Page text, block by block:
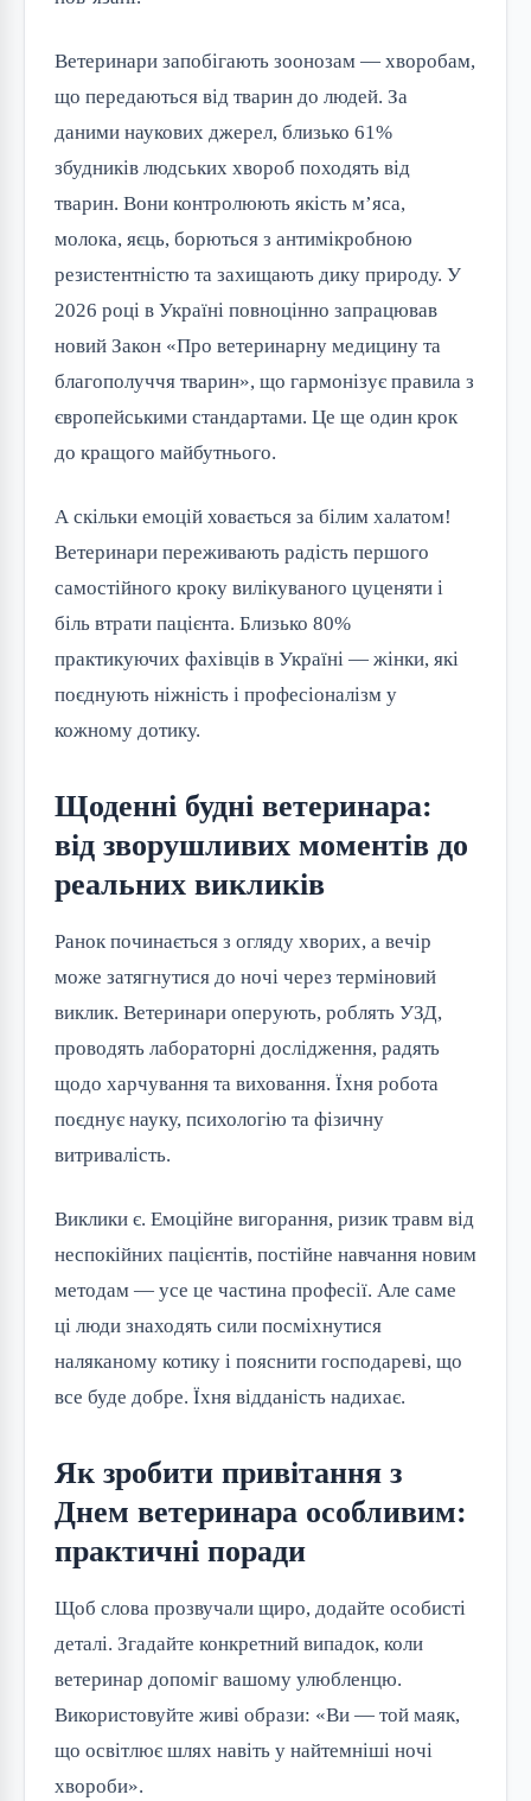
Ветеринари запобігають зоонозам — хворобам,
що передаються від тварин до людей. За
даними наукових джерел, близько 61%
збудників людських хвороб походять від
тварин. Вони контролюють якість м’яса,
молока, яєць, борються з антимікробною
резистентністю та захищають дику природу. У
2026 році в Україні повноцінно запрацював
новий Закон «Про ветеринарну медицину та
благополуччя тварин», що гармонізує правила з
європейськими стандартами. Це ще один крок
до кращого майбутнього.
А скільки емоцій ховається за білим халатом!
Ветеринари переживають радість першого
самостійного кроку вилікуваного цуценяти і
біль втрати пацієнта. Близько 80%
практикуючих фахівців в Україні — жінки, які
поєднують ніжність і професіоналізм у
кожному дотику.
Щоденні будні ветеринара:
від зворушливих моментів до
реальних викликів
Ранок починається з огляду хворих, а вечір
може затягнутися до ночі через терміновий
виклик. Ветеринари оперують, роблять УЗД,
проводять лабораторні дослідження, радять
щодо харчування та виховання. Їхня робота
поєднує науку, психологію та фізичну
витривалість.
Виклики є. Емоційне вигорання, ризик травм від
неспокійних пацієнтів, постійне навчання новим
методам — усе це частина професії. Але саме
ці люди знаходять сили посміхнутися
наляканому котику і пояснити господареві, що
все буде добре. Їхня відданість надихає.
Як зробити привітання з
Днем ветеринара особливим:
практичні поради
Щоб слова прозвучали щиро, додайте особисті
деталі. Згадайте конкретний випадок, коли
ветеринар допоміг вашому улюбленцю.
Використовуйте живі образи: «Ви — той маяк,
що освітлює шлях навіть у найтемніші ночі
хвороби».